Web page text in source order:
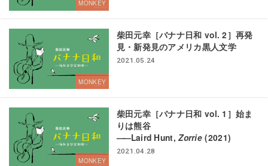
MONKEY
MONKEY
柴田元幸［バナナ日和 vol. 2］再発
見・新発見のアメリカ黒人文学
2021.05.24
MONKEY
柴田元幸［バナナ日和 vol. 1］始ま
りは熊谷
——Laird Hunt, Zorrie (2021)
2021.04.28